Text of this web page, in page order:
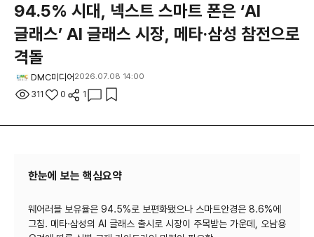
94.5% 시대, 넥스트 스마트 폰은 ‘AI
글래스’ AI 글래스 시장, 메타·삼성 참전으로
격돌
DMC미디어 2026.07.08 14:00
311 0 1
한눈에 보는 핵심요약
웨어러블 보유율은 94.5%로 보편화됐으나 스마트안경은 8.6%에
그침. 메타·삼성의 AI 글래스 출시로 시장이 주목받는 가운데, 오남용